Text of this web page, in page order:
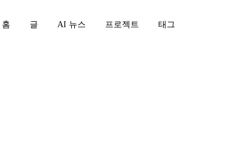
홈 글 AI 뉴스 프로젝트 태그